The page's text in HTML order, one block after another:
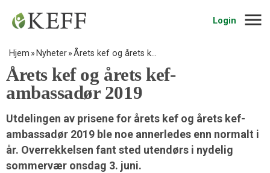
Login
Hjem Nyheter Årets kef og årets k…
Årets kef og årets kef-
ambassadør 2019
Utdelingen av prisene for årets kef og årets kef-
ambassadør 2019 ble noe annerledes enn normalt i
år. Overrekkelsen fant sted utendørs i nydelig
sommervær onsdag 3. juni.